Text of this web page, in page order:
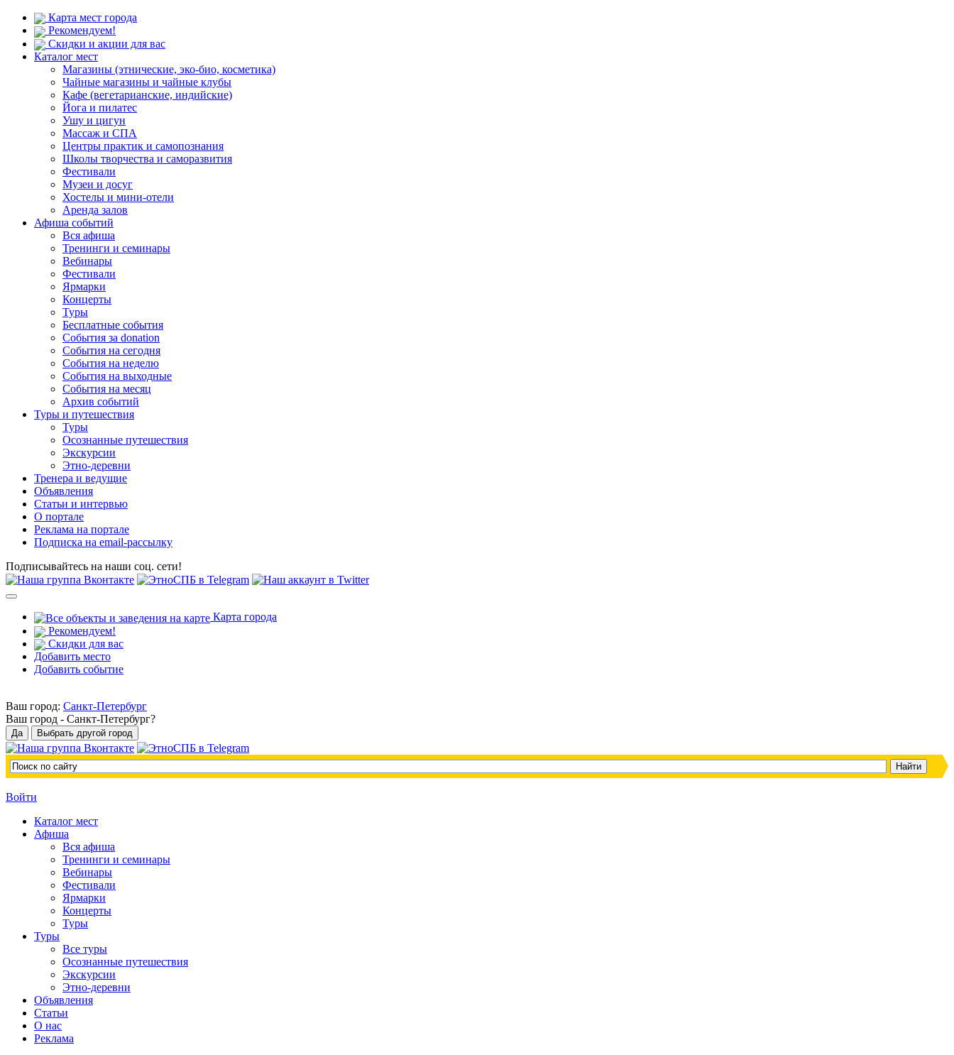
Карта мест города
Рекомендуем!
Скидки и акции для вас
Каталог мест
Магазины (этнические, эко-био, косметика)
Чайные магазины и чайные клубы
Кафе (вегетарианские, индийские)
Йога и пилатес
Ушу и цигун
Массаж и СПА
Центры практик и самопознания
Школы творчества и саморазвития
Фестивали
Музеи и досуг
Хостелы и мини-отели
Аренда залов
Афиша событий
Вся афиша
Тренинги и семинары
Вебинары
Фестивали
Ярмарки
Концерты
Туры
Бесплатные события
События за donation
События на сегодня
События на неделю
События на выходные
События на месяц
Архив событий
Туры и путешествия
Туры
Осознанные путешествия
Экскурсии
Этно-деревни
Тренера и ведущие
Объявления
Статьи и интервью
О портале
Реклама на портале
Подписка на email-рассылку
Подписывайтесь на наши соц. сети!
Карта города
Рекомендуем!
Скидки для вас
Добавить место
Добавить событие
Ваш город: Санкт-Петербург
Ваш город - Санкт-Петербург?
Войти
Каталог мест
Афиша
Вся афиша
Тренинги и семинары
Вебинары
Фестивали
Ярмарки
Концерты
Туры
Туры
Все туры
Осознанные путешествия
Экскурсии
Этно-деревни
Объявления
Статьи
О нас
Реклама